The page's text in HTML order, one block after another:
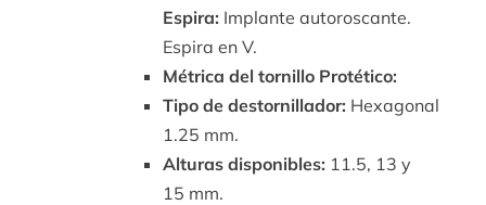
Espira: Implante autoroscante.
Espira en V.
Métrica del tornillo Protético:
Tipo de destornillador: Hexagonal
1.25 mm.
Alturas disponibles: 11.5, 13 y
15 mm.